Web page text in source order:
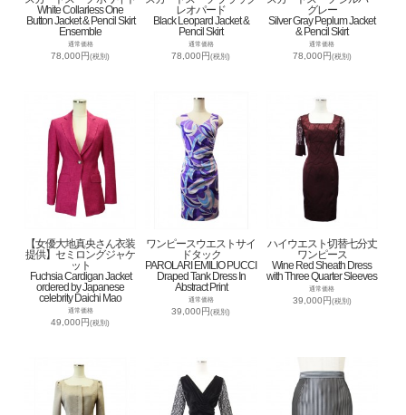
White Collarless One
Button Jacket & Pencil Skirt
Ensemble
通常価格
78,000円(税別)
レオパード
Black Leopard Jacket &
Pencil Skirt
通常価格
78,000円(税別)
グレー
Silver Gray Peplum Jacket
& Pencil Skirt
通常価格
78,000円(税別)
【女優大地真央さん衣装
提供】セミロングジャケ
ット
Fuchsia Cardigan Jacket
ordered by Japanese
celebrity Daichi Mao
通常価格
49,000円(税別)
ワンピースウエストサイ
ドタック
PAROLARI EMILIO PUCCI
Draped Tank Dress In
Abstract Print
通常価格
39,000円(税別)
ハイウエスト切替七分丈
ワンピース
Wine Red Sheath Dress
with Three Quarter Sleeves
通常価格
39,000円(税別)